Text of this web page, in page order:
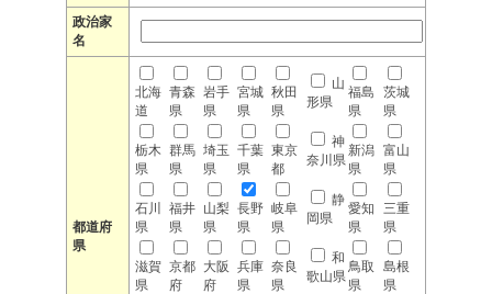
政治家
名
都道府
県
北海
道
青森
県
岩手
県
宮城
県
秋田
県
山
形県
福島
県
茨城
県
栃木
県
群馬
県
埼玉
県
千葉
県
東京
都
神
奈川県
新潟
県
富山
県
石川
県
福井
県
山梨
県
長野
県
岐阜
県
静
岡県
愛知
県
三重
県
滋賀
県
京都
府
大阪
府
兵庫
県
奈良
県
和
歌山県
鳥取
県
島根
県